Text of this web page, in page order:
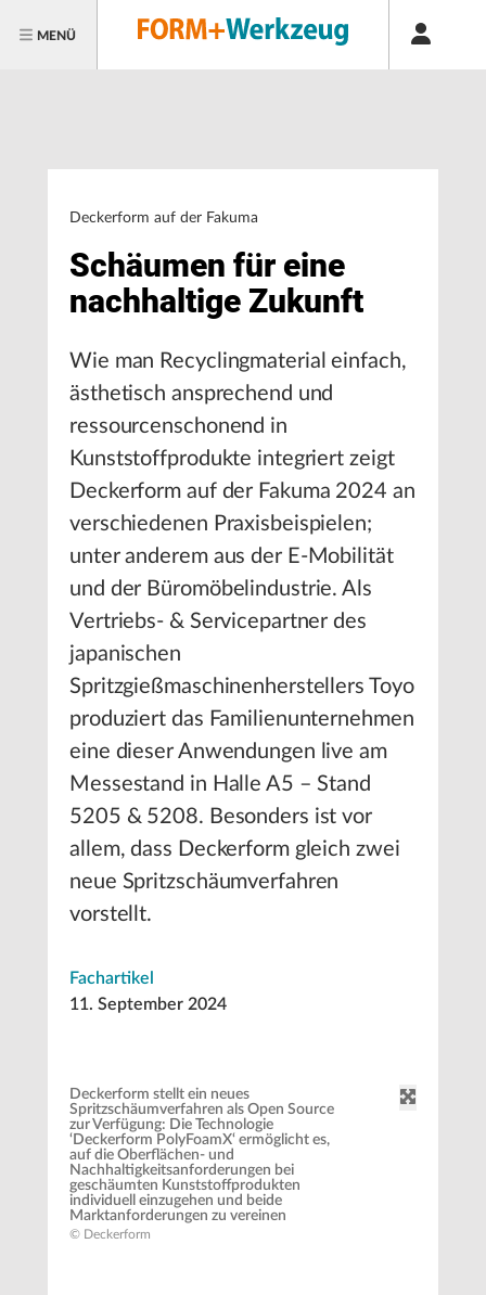
MENÜ
Deckerform auf der Fakuma
Schäumen für eine
nachhaltige Zukunft
Wie man Recyclingmaterial einfach,
ästhetisch ansprechend und
ressourcenschonend in
Kunststoffprodukte integriert zeigt
Deckerform auf der Fakuma 2024 an
verschiedenen Praxisbeispielen;
unter anderem aus der E-Mobilität
und der Büromöbelindustrie. Als
Vertriebs- & Servicepartner des
japanischen
Spritzgießmaschinenherstellers Toyo
produziert das Familienunternehmen
eine dieser Anwendungen live am
Messestand in Halle A5 – Stand
5205 & 5208. Besonders ist vor
allem, dass Deckerform gleich zwei
neue Spritzschäumverfahren
vorstellt.
Fachartikel
11. September 2024
Deckerform stellt ein neues
Spritzschäumverfahren als Open Source
zur Verfügung: Die Technologie
‘Deckerform PolyFoamX‘ ermöglicht es,
auf die Oberflächen- und
Nachhaltigkeitsanforderungen bei
geschäumten Kunststoffprodukten
individuell einzugehen und beide
Marktanforderungen zu vereinen
© Deckerform